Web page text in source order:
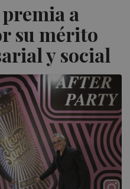
a
su mérito
y social